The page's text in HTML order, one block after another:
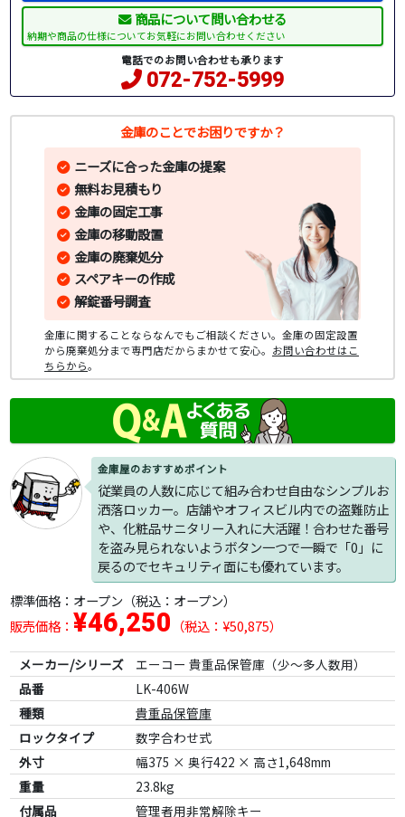
金庫屋のおすすめポイント
従業員の人数に応じて組み合わせ自由なシンプルお
洒落ロッカー。店舗やオフィスビル内での盗難防止
や、化粧品サニタリー入れに大活躍！合わせた番号
を盗み見られないようボタン一つで一瞬で「0」に
戻るのでセキュリティ面にも優れています。
標準価格： オープン （税込：オープン）
販売価格： ¥46,250 （税込：¥50,875）
メーカー/シリーズ
エーコー 貴重品保管庫（少～多人数用）
品番
LK-406W
種類
貴重品保管庫
ロックタイプ
数字合わせ式
外寸
幅375 × 奥行422 × 高さ1,648mm
重量
23.8kg
付属品
管理者用非常解除キー
商品について問い合わせる
納期や商品の仕様についてお気軽にお問い合わせください
電話でのお問い合わせも承ります
072-752-5999
金庫のことでお困りですか？
ニーズに合った金庫の提案
無料お見積もり
金庫の固定工事
金庫の移動設置
金庫の廃棄処分
スペアキーの作成
解錠番号調査
金庫に関することならなんでもご相談ください。金庫の固定設置
から廃棄処分まで専門店だからまかせて安心。 お問い合わせはこ
ちらから。